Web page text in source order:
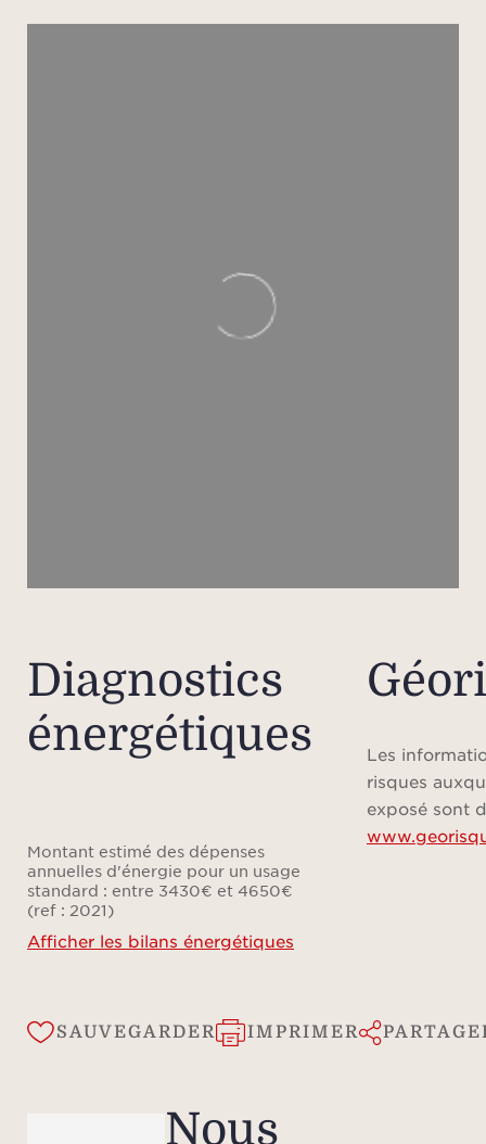
Diagnostics
énergétiques
Montant estimé des dépenses
annuelles d'énergie pour un usage
standard : entre 3430€ et 4650€
(ref : 2021)
Afficher les bilans énergétiques
Les
risques
exposé sont
SAUVEGARDER IMPRIMER
Nous